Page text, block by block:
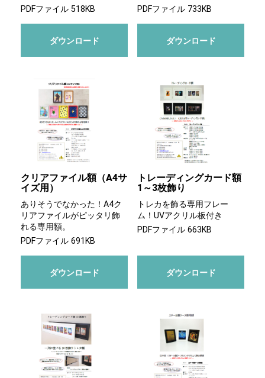
PDFファイル 518KB
ダウンロード
PDFファイル 733KB
ダウンロード
クリアファイル額（A4サ
イズ用）
ありそうでなかった！A4ク
リアファイルがピッタリ飾
れる専用額。
PDFファイル 691KB
ダウンロード
トレーディングカード額
1～3枚飾り
トレカを飾る専用フレー
ム！UVアクリル板付き
PDFファイル 663KB
ダウンロード